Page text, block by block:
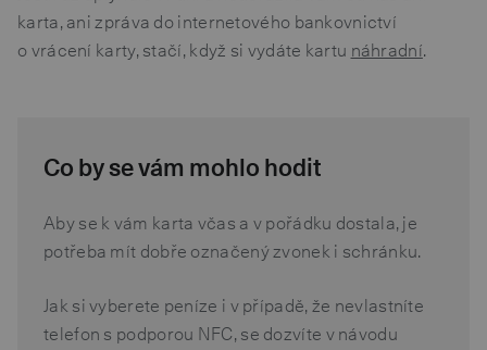
karta, ani zpráva do internetového bankovnictví
o vrácení karty, stačí, když si vydáte kartu náhradní.
Co by se vám mohlo hodit
Aby se k vám karta včas a v pořádku dostala, je
potřeba mít dobře označený zvonek i schránku.
Jak si vyberete peníze i v případě, že nevlastníte
telefon s podporou NFC, se dozvíte v návodu